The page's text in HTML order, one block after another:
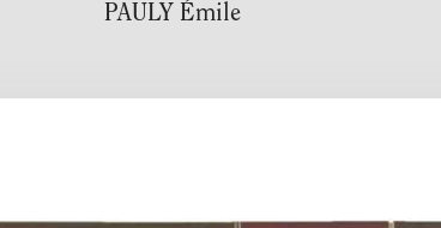
PAULY Émile